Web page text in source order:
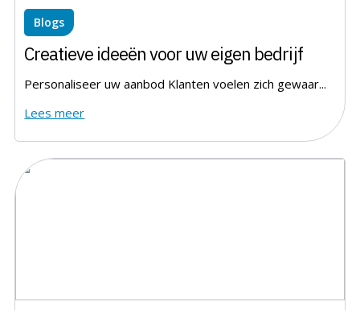
Blogs
Creatieve ideeën voor uw eigen bedrijf
Personaliseer uw aanbod Klanten voelen zich gewaar...
Lees meer